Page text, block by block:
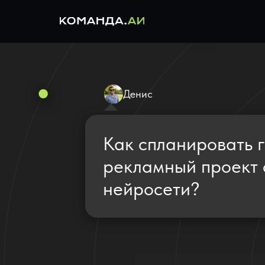
Как спланировать
рекламный
нейросети?
Денис